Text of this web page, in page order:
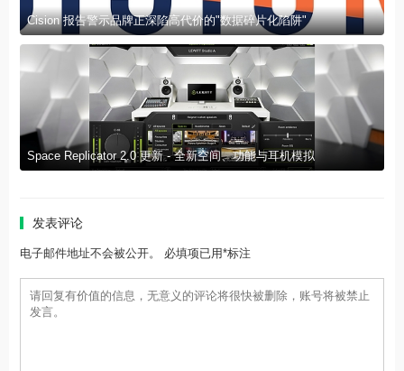
Cision 报告警示品牌正深陷高代价的"数据碎片化陷阱"
Space Replicator 2.0 更新 - 全新空间、功能与耳机模拟
发表评论
电子邮件地址不会被公开。 必填项已用*标注